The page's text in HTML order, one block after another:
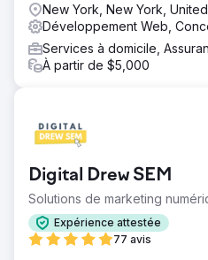
Résultat
Total Spine Health and Injury
augmentation fulgurante de
moteurs de recherche, avec
400 % du nombre de
nombre, mais aussi en
potentiels générés.
Vers la page
New York, New York,
Développement Web,
Services à domicile,
À partir de $5,000
Digital Drew SEM
Solutions de marketing
Expérience attestée
77 avis